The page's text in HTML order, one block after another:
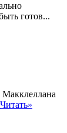
готов...
Макклеллана
Читать»